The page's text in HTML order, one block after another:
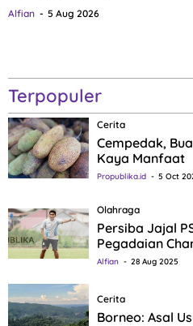
Alfian 5 Aug 2026
Terpopuler
Cerita
Cempedak,
Kaya Manfaat
Propublika.id 5 Oct
Olahraga
Persiba Jajal
Pegadaian
Alfian 28 Aug 2025
Cerita
Borneo: Asal